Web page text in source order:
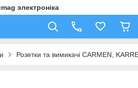
электроніка
Розетки та вимикачі CARMEN,